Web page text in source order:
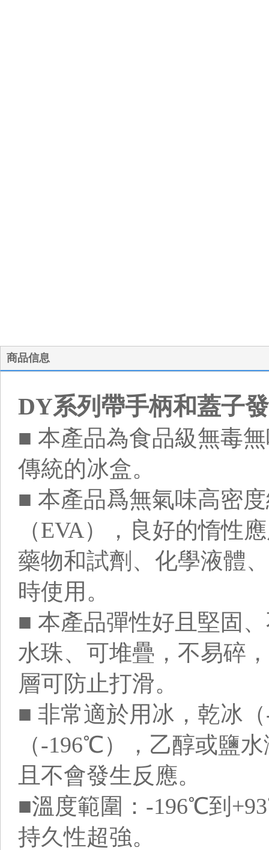
商品信息
DY系列帶手柄和蓋子
■ 本產品為食品級無毒
傳統的冰盒。
■ 本產品爲無氣味高密
（EVA），良好的惰性
藥物和試劑、化學液體
時使用。
■ 本產品彈性好且堅固
水珠、可堆疊，不易碎
層可防止打滑。
■ 非常適於用冰，乾冰
（-196℃），乙醇或鹽
且不會發生反應。
■溫度範圍：-196℃到
持久性超強。